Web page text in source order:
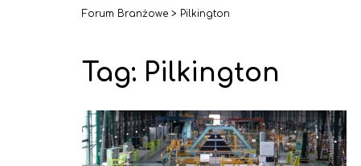
Forum Branżowe > Pilkington
Tag: Pilkington